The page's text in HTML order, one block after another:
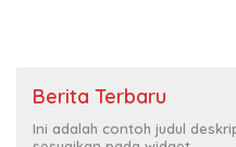
Berita Terbaru
Ini adalah contoh judul